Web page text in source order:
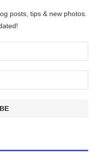
posts, tips & new photos.